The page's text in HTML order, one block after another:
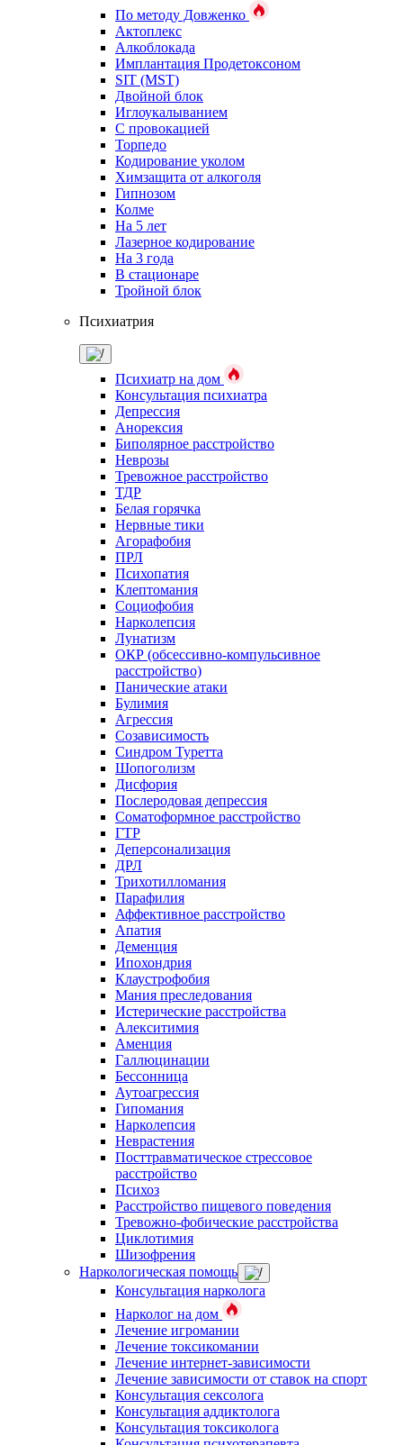
По методу Довженко
Актоплекс
Алкоблокада
Имплантация Продетоксоном
SIT (MST)
Двойной блок
Иглоукалыванием
С провокацией
Торпедо
Кодирование уколом
Химзащита от алкоголя
Гипнозом
Колме
На 5 лет
Лазерное кодирование
На 3 года
В стационаре
Тройной блок
Психиатрия
Психиатр на дом
Консультация психиатра
Депрессия
Анорексия
Биполярное расстройство
Неврозы
Тревожное расстройство
ТДР
Белая горячка
Нервные тики
Агорафобия
ПРЛ
Психопатия
Клептомания
Социофобия
Нарколепсия
Лунатизм
ОКР (обсессивно-компульсивное
расстройство)
Панические атаки
Булимия
Агрессия
Созависимость
Синдром Туретта
Шопоголизм
Дисфория
Послеродовая депрессия
Соматоформное расстройство
ГТР
Деперсонализация
ДРЛ
Трихотилломания
Парафилия
Аффективное расстройство
Апатия
Деменция
Ипохондрия
Клаустрофобия
Мания преследования
Истерические расстройства
Алекситимия
Аменция
Галлюцинации
Бессонница
Аутоагрессия
Гипомания
Нарколепсия
Неврастения
Посттравматическое стрессовое
расстройство
Психоз
Расстройство пищевого поведения
Тревожно-фобические расстройства
Циклотимия
Шизофрения
Наркологическая помощь
Консультация нарколога
Нарколог на дом
Лечение игромании
Лечение токсикомании
Лечение интернет-зависимости
Лечение зависимости от ставок на спорт
Консультация сексолога
Консультация аддиктолога
Консультация токсиколога